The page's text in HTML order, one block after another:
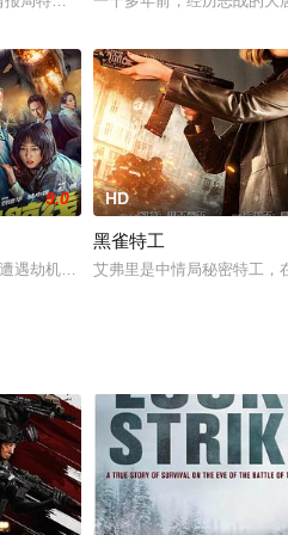
9.0
遇劫机！劫匪要价35亿人民币！目前
HD
黑雀特工
艾弗里是中情局秘密特工，